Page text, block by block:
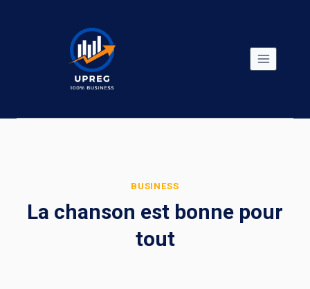
BUSINESS
La chanson est bonne pour
tout